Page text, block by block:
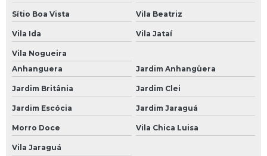
Bateria de Moto Moura
Bateria Estacionária Moura
Bateria Moura
Bateria Moura 100
Bateria Moura 100ah
Sítio Boa Vista Vila Beatriz
Vila Ida Vila Jataí
Vila Nogueira
Anhanguera
Jardim Anhangüera
Jardim Britânia Jardim Clei
Jardim Escócia Jardim Jaraguá
Morro Doce Vila Chica Luisa
Vila Jaraguá